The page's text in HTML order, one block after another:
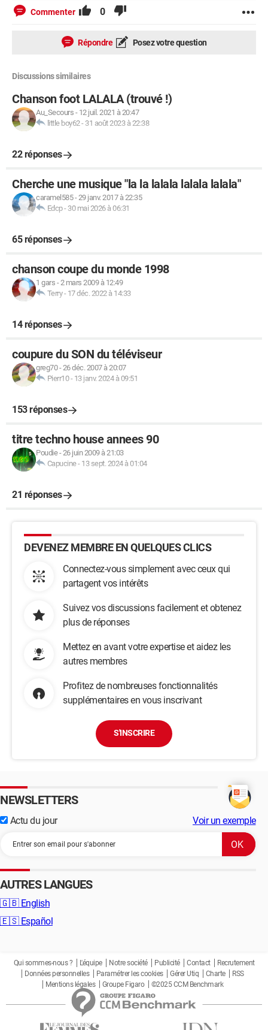
Commenter 0
Répondre Posez votre question
Discussions similaires
Chanson foot LALALA (trouvé !)
Au_Secours - 12 juil. 2021 à 20:47
little boy62- 31 août 2023 à 22:38
22 réponses
Cherche une musique "la la lalala lalala lalala"
caramel585-29 janv. 2017 à 22:35
Edcp- 30 mai 2026 à 06:31
65 réponses
chanson coupe du monde 1998
1 gars -2 mars 2009 à 12:49
Terry- 17 déc. 2022 à 14:33
14 réponses
coupure du SON du téléviseur
greg70-26 déc. 2007 à 20:07
Pierr10- 13 janv. 2024 à 09:51
153 réponses
titre techno house annees 90
Poudie-26 juin 2009 à 21:03
Capucine- 13 sept. 2024 à 01:04
21 réponses
DEVENEZ MEMBRE EN QUELQUES CLICS
Connectez-vous simplement avec ceux qui
partagent vos intérêts
Suivez vos discussions facilement et obtenez
plus de réponses
Mettez en avant votre expertise et aidez les
autres membres
Profitez de nombreuses fonctionnalités
supplémentaires en vous inscrivant
S'INSCRIRE
NEWSLETTERS
Actu du jour Voir un exemple
AUTRES LANGUES
🇬🇧 English
🇪🇸 Español
Qui sommes-nous ? L'équipe Notre société Publicité Contact
Recrutement
Données personnelles
Paramétrer les cookies Gérer Utiq Charte
RSS
Mentions légales
Groupe Figaro ©2025 CCM Benchmark